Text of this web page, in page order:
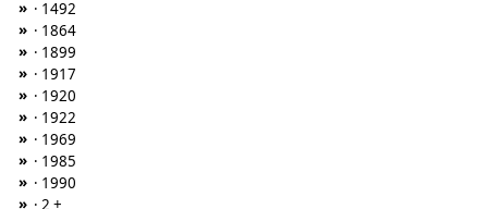
» · 1492
» · 1864
» · 1899
» · 1917
» · 1920
» · 1922
» · 1969
» · 1985
» · 1990
» · 2 +